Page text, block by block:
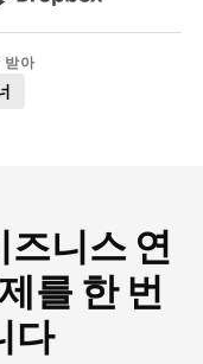
받아
니스 연
를 한 번
다